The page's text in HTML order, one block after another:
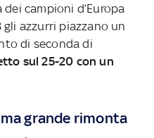
campioni d’Europa
azzurri piazzano un
di seconda di
sul 25-20 con un
grande rimonta